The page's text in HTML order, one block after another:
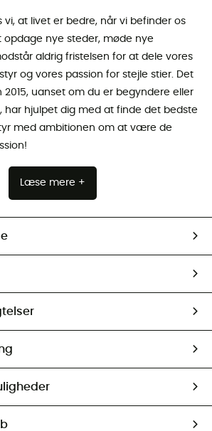
vi, at livet er bedre, når vi befinder os
opdage nye steder, møde nye
aldrig fristelsen for at dele vores
og vores passion for stejle stier. Det
2015, uanset om du er begyndere eller
har hjulpet dig med at finde det bedste
med ambitionen om at være de
Læse mere +